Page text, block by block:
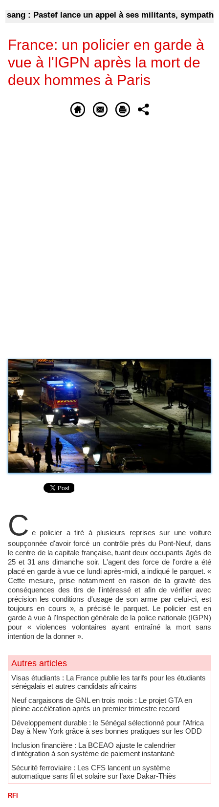
: Pastef lance un appel à ses militants,
France: un policier en garde à
vue à l'IGPN après la mort de
deux hommes à Paris
C e policier a tiré à plusieurs reprises sur une voiture
soupçonnée d'avoir forcé un contrôle près du Pont-Neuf, dans
le centre de la capitale française, tuant deux occupants âgés de
25 et 31 ans dimanche soir. L'agent des force de l'ordre a été
placé en garde à vue ce lundi après-midi, a indiqué le parquet. «
Cette mesure, prise notamment en raison de la gravité des
conséquences des tirs de l'intéressé et afin de vérifier avec
précision les conditions d'usage de son arme par celui-ci, est
toujours en cours », a précisé le parquet. Le policier est en
garde à vue à l'Inspection générale de la police nationale (IGPN)
pour « violences volontaires ayant entraîné la mort sans
intention de la donner ».
Autres articles
​Visas étudiants : La France publie les tarifs pour les étudiants
sénégalais et autres candidats africains
Neuf cargaisons de GNL en trois mois : Le projet GTA en
pleine accélération après un premier trimestre record
Développement durable : le Sénégal sélectionné pour l'Africa
Day à New York grâce à ses bonnes pratiques sur les ODD
​Inclusion financière : La BCEAO ajuste le calendrier
d'intégration à son système de paiement instantané
Sécurité ferroviaire : Les CFS lancent un système
automatique sans fil et solaire sur l’axe Dakar-Thiès
RFI